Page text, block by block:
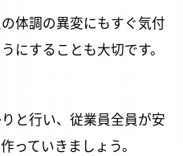
体調の異変にもすぐ気付
にすることも大切です。
と行い、従業員全員が安
っていきましょう。